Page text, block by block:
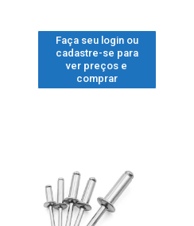
Faça seu login ou
cadastre-se para
ver preços e
comprar